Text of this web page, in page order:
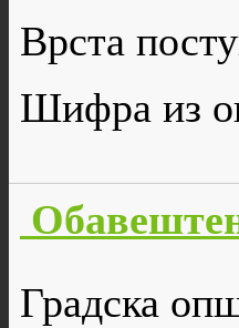
Врста
Шифра из
Градска